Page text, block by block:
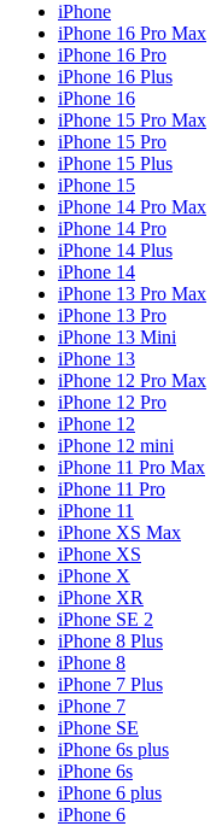
iPhone
iPhone 16 Pro Max
iPhone 16 Pro
iPhone 16 Plus
iPhone 16
iPhone 15 Pro Max
iPhone 15 Pro
iPhone 15 Plus
iPhone 15
iPhone 14 Pro Max
iPhone 14 Pro
iPhone 14 Plus
iPhone 14
iPhone 13 Pro Max
iPhone 13 Pro
iPhone 13 Mini
iPhone 13
iPhone 12 Pro Max
iPhone 12 Pro
iPhone 12
iPhone 12 mini
iPhone 11 Pro Max
iPhone 11 Pro
iPhone 11
iPhone XS Max
iPhone XS
iPhone X
iPhone XR
iPhone SE 2
iPhone 8 Plus
iPhone 8
iPhone 7 Plus
iPhone 7
iPhone SE
iPhone 6s plus
iPhone 6s
iPhone 6 plus
iPhone 6